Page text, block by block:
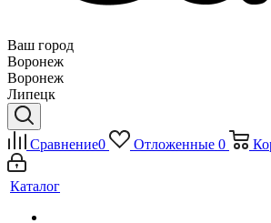
Ваш город
Воронеж
Воронеж
Липецк
Сравнение0 Отложенные 0
Каталог